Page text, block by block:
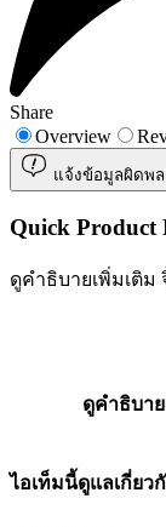
Share
Overview
แจ้งข้อมูลผิดพ
Quick Product
ดูคำธิบายเพิ่มเติม
ดูคำธิบา
ไอเท็มนี้ดูแลเกี่ยว